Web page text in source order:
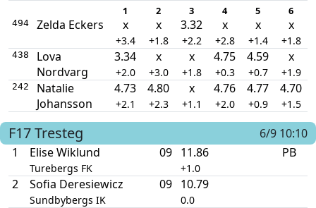
1 2 3 4 5 6
494 Zelda Eckers x
+3.4
x
+1.8
3.32
+2.2
x
+2.8
x
+1.4
x
+1.8
438
Lova
Nordvarg
3.34
+2.0
x
+3.0
x
+1.8
4.75
+0.3
4.59
+0.7
x
+1.9
242
Natalie
Johansson
4.73
+2.1
4.80
+2.3
x
+1.1
4.76
+2.0
4.77
+0.9
4.70
+1.5
F17Tresteg
6/9 10:10
1
Elise Wiklund
Turebergs FK
09 11.86
+1.0
PB
2 Sofia Deresiewicz
Sundbybergs IK
09 10.79
0.0